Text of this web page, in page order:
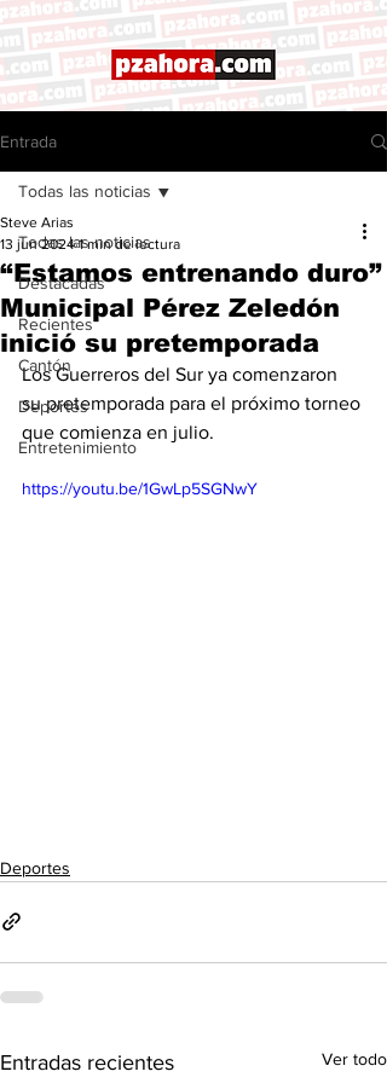
Entrada
Todas las noticias
Destacadas
Recientes
Cantón
Deportes
Entretenimiento
Todas las noticias
“Estamos entrenando duro”
Municipal Pérez Zeledón
inició su pretemporada
Steve Arias
13 jun 2024 1 min de lectura
Los Guerreros del Sur ya comenzaron
su pretemporada para el próximo torneo
que comienza en julio.
https://youtu.be/1GwLp5SGNwY
Deportes
Entradas recientes Ver todo